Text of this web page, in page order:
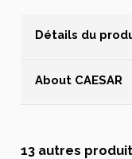
Détails du
About CAESAR
13 autres